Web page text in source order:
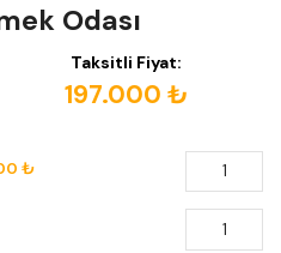
Odası
Taksitli Fiyat:
197.000 ₺
₺